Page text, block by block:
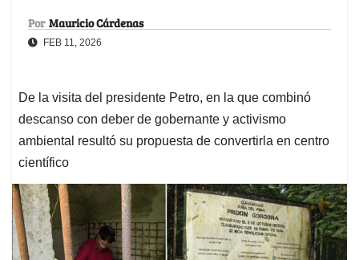
Por Mauricio Cárdenas
FEB 11, 2026
De la visita del presidente Petro, en la que combinó
descanso con deber de gobernante y activismo
ambiental resultó su propuesta de convertirla en centro
científico